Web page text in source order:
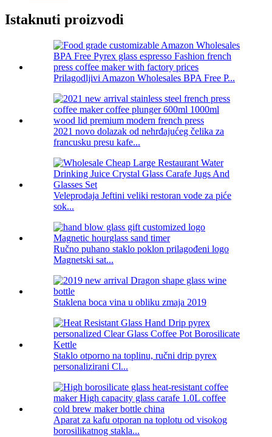
Istaknuti proizvodi
Prilagodljivi Amazon Wholesales BPA Free P...
2021 novo dolazak od nehrđajućeg čelika za
francusku presu kafe...
Veleprodaja Jeftini veliki restoran vode za piće
sok...
Ručno puhano staklo poklon prilagođeni logo
Magnetski sat...
Staklena boca vina u obliku zmaja 2019
Staklo otporno na toplinu, ručni drip pyrex
personalizirani Cl...
Aparat za kafu otporan na toplotu od visokog
borosilikatnog stakla...